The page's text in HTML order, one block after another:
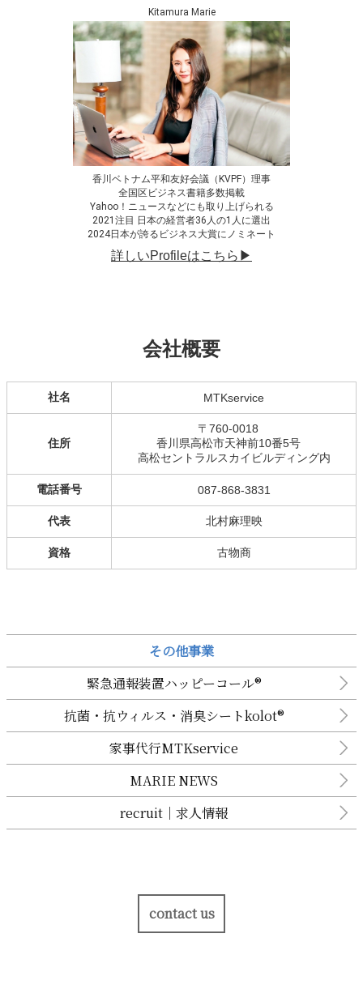
Kitamura Marie
香川ベトナム平和友好会議（KVPF）理事
全国区ビジネス書籍多数掲載
Yahoo！ニュースなどにも取り上げられる
2021注目 日本の経営者36人の1人に選出
2024日本が誇るビジネス大賞にノミネート
詳しいProfileはこちら▶︎
会社概要
社名 MTKservice
住所
〒760-0018
香川県高松市天神前10番5号
高松セントラルスカイビルディング内
電話番号 087-868-3831
代表 北村麻理映
資格 古物商
その他事業
緊急通報装置ハッピーコール®︎
抗菌・抗ウィルス・消臭シートkolot®︎
家事代行MTKservice
MARIE NEWS
recruit｜求人情報
contact us